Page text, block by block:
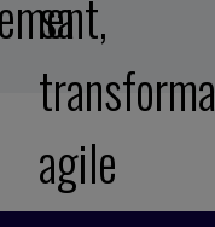
sa
agile